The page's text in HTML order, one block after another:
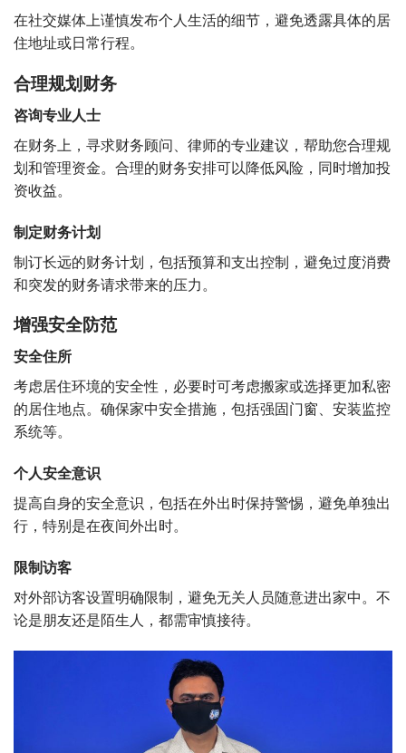
在社交媒体上谨慎发布个人生活的细节，避免透露具体的居
住地址或日常行程。
合理规划财务
咨询专业人士
在财务上，寻求财务顾问、律师的专业建议，帮助您合理规
划和管理资金。合理的财务安排可以降低风险，同时增加投
资收益。
制定财务计划
制订长远的财务计划，包括预算和支出控制，避免过度消费
和突发的财务请求带来的压力。
增强安全防范
安全住所
考虑居住环境的安全性，必要时可考虑搬家或选择更加私密
的居住地点。确保家中安全措施，包括强固门窗、安装监控
系统等。
个人安全意识
提高自身的安全意识，包括在外出时保持警惕，避免单独出
行，特别是在夜间外出时。
限制访客
对外部访客设置明确限制，避免无关人员随意进出家中。不
论是朋友还是陌生人，都需审慎接待。